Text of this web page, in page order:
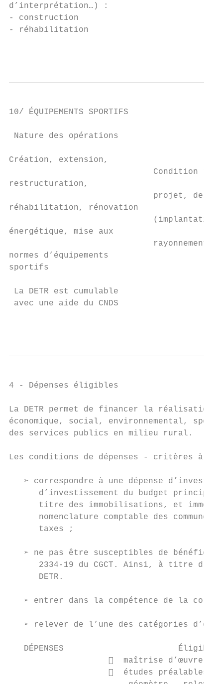
d’interprétation…) :
- construction
- réhabilitation
10/ ÉQUIPEMENTS SPORTIFS
Nature des opérations
Création, extension,
Condition
restructuration,
projet, de
réhabilitation, rénovation
énergétique, mise aux
rayonnement
normes d’équipements
sportifs
La DETR est cumulable
avec une aide du CNDS
4 - Dépenses éligibles
La DETR permet de financer la réalisation
économique, social, environnemental,
des services publics en milieu rural.
Les conditions de dépenses - critères à
➢ correspondre à une dépense
d’investissement du budget
titre des immobilisations, et
nomenclature comptable des communes
      taxes ;
➢ ne pas être susceptibles de
2334-19 du CGCT. Ainsi, à titre
      DETR.
➢ entrer dans la compétence de la
➢ relever de l’une des catégories
DÉPENSES
  maîtrise d’œuvre
  études préalables